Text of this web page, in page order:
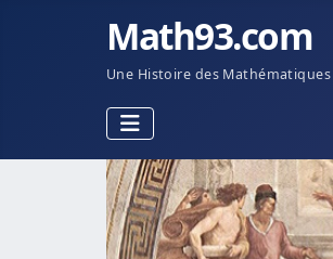
Math93.com
Une Histoire des Mathématiques